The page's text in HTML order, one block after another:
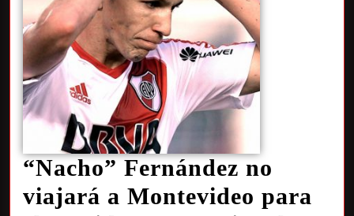
“Nacho” Fernández no
viajará a Montevideo para